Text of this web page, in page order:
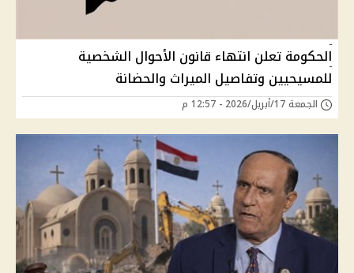
الحكومة تعلن انتهاء قانون الأحوال الشخصية
للمسيحيين وتفاصيل الميراث والحضانة
الجمعة 17/أبريل/2026 - 12:57 م